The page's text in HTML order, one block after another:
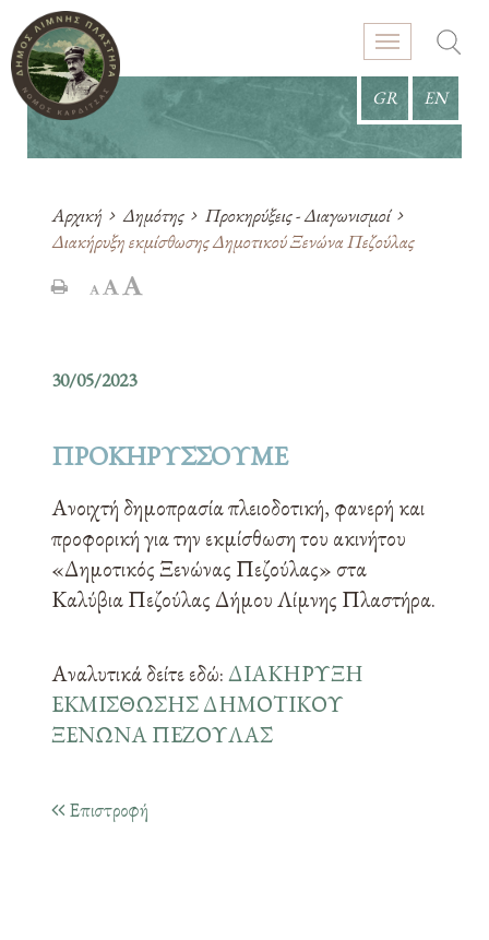
GR EN
Αρχική Δημότης
Προκηρύξεις - Διαγωνισμοί
Διακήρυξη εκμίσθωσης Δημοτικού Ξενώνα Πεζούλας
30/05/2023
ΠΡΟΚΗΡΥΣΣΟΥΜΕ
Ανοιχτή δημοπρασία πλειοδοτική, φανερή και
προφορική για την εκμίσθωση του ακινήτου
«Δημοτικός Ξενώνας Πεζούλας» στα
Καλύβια Πεζούλας Δήμου Λίμνης Πλαστήρα.
Αναλυτικά δείτε εδώ:ΔΙΑΚΗΡΥΞΗ
ΕΚΜΙΣΘΩΣΗΣ ΔΗΜΟΤΙΚΟΥ
ΞΕΝΩΝΑ ΠΕΖΟΥΛΑΣ
Επιστροφή